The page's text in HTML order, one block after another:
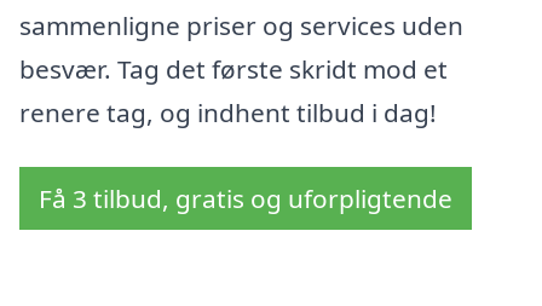
sammenligne priser og services uden
besvær. Tag det første skridt mod et
renere tag, og indhent tilbud i dag!
Få 3 tilbud, gratis og uforpligtende